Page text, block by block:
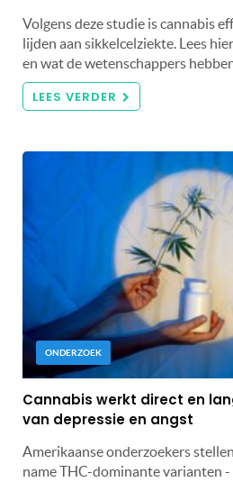
Volgens deze studie is cannabis
lijden aan sikkelcelziekte. Lees
en wat de wetenschappers
LEES VERDER
ONDERZOEK
Cannabis werkt direct en
van depressie en angst
Amerikaanse onderzoekers
name THC-dominante varianten